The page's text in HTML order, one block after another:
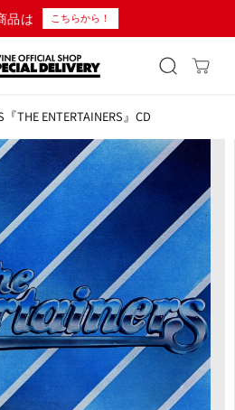
品は こちらから！
『THE ENTERTAINERS』CD